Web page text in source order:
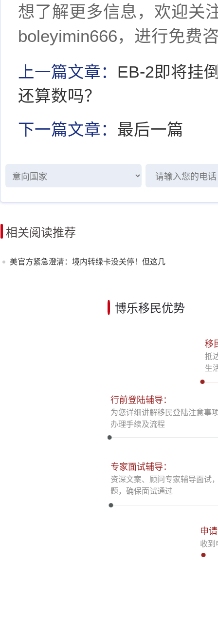
想了解更多信息，欢迎关
boleyimin666，进行免费
上一篇文章： EB-2即将挂
还算数吗？
下一篇文章： 最后一篇
相关阅读推荐
美官方紧急澄清：境内转绿卡没关停！但这几
博乐移民优势
移
抵
生
行前登陆辅导：
为您详细讲解移民登陆注意事
办理手续及流程
专家面试辅导：
资深文案、顾问专家辅导面试
题，确保面试通过
申
收到